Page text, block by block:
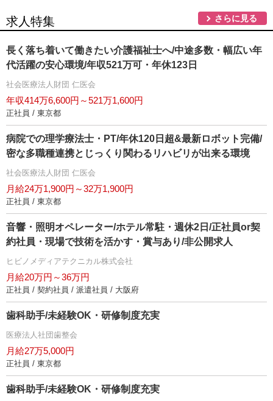
求人特集 さらに見る
長く落ち着いて働きたい介護福祉士へ/中途多数・幅広い年
代活躍の安心環境/年収521万可・年休123日
社会医療法人財団 仁医会
年収414万6,600円～521万1,600円
正社員 / 東京都
病院での理学療法士・PT/年休120日超&最新ロボット完備/
密な多職種連携とじっくり関わるリハビリが出来る環境
社会医療法人財団 仁医会
月給24万1,900円～32万1,900円
正社員 / 東京都
音響・照明オペレーター/ホテル常駐・週休2日/正社員or契
約社員・現場で技術を活かす・賞与あり/非公開求人
ヒビノメディアテクニカル株式会社
月給20万円～36万円
正社員 / 契約社員 / 派遣社員 / 大阪府
歯科助手/未経験OK・研修制度充実
医療法人社団歯整会
月給27万5,000円
正社員 / 東京都
歯科助手/未経験OK・研修制度充実